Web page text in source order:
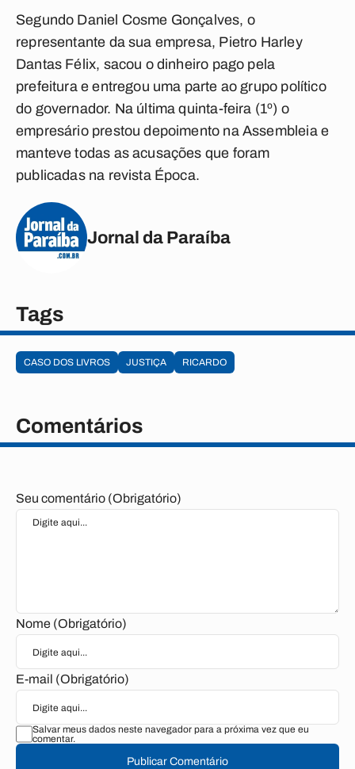
Segundo Daniel Cosme Gonçalves, o
representante da sua empresa, Pietro Harley
Dantas Félix, sacou o dinheiro pago pela
prefeitura e entregou uma parte ao grupo político
do governador. Na última quinta-feira (1º) o
empresário prestou depoimento na Assembleia e
manteve todas as acusações que foram
publicadas na revista Época.
Jornal da Paraíba
Tags
CASO DOS LIVROS JUSTIÇA RICARDO
Comentários
Seu comentário (Obrigatório)
Nome (Obrigatório)
E-mail (Obrigatório)
Salvar meus dados neste navegador para a próxima vez que eu
comentar.
Publicar Comentário